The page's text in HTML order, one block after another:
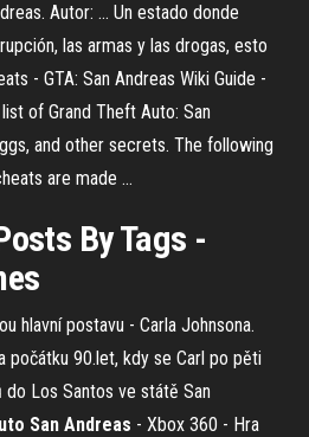
Autor: ... Un estado donde
las armas y las drogas, esto
- GTA: San Andreas Wiki Guide -
of Grand Theft Auto: San
and other secrets. The following
are made ...
By Tags -
hlavní postavu - Carla Johnsona.
počátku 90.let, kdy se Carl po pěti
Los Santos ve státě San
San Andreas - Xbox 360 - Hra